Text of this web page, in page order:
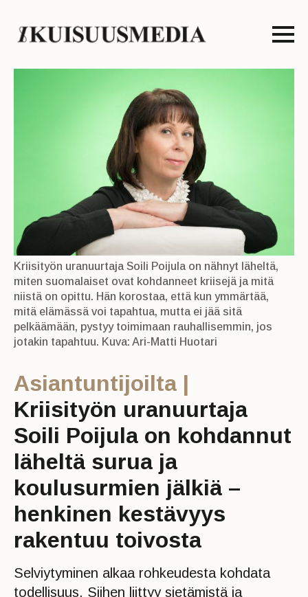
Kriisityön uranuurtaja Soili Poijula on nähnyt läheltä,
miten suomalaiset ovat kohdanneet kriisejä ja mitä
niistä on opittu. Hän korostaa, että kun ymmärtää,
mitä elämässä voi tapahtua, mutta ei jää sitä
pelkäämään, pystyy toimimaan rauhallisemmin, jos
jotakin tapahtuu. Kuva: Ari-Matti Huotari
Asiantuntijoilta |
Kriisityön uranuurtaja
Soili Poijula on kohdannut
läheltä surua ja
koulusurmien jälkiä –
henkinen kestävyys
rakentuu toivosta
Selviytyminen alkaa rohkeudesta kohdata
todellisuus. Siihen liittyy sietämistä ja